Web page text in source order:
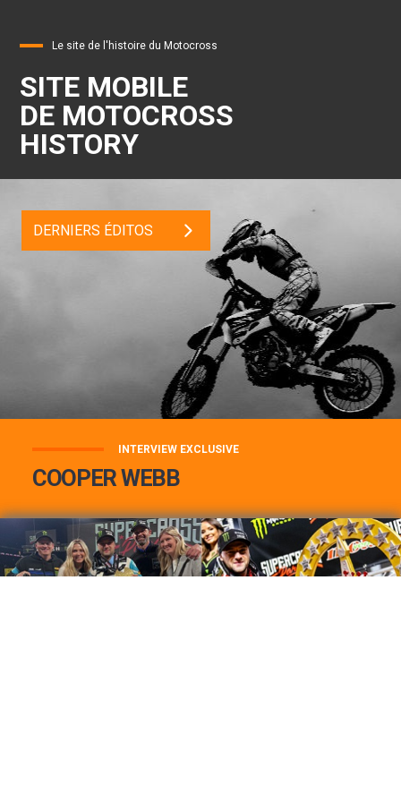
Le site de l'histoire du Motocross
SITE MOBILE
DE MOTOCROSS
HISTORY
DERNIERS ÉDITOS
INTERVIEW EXCLUSIVE
COOPER WEBB